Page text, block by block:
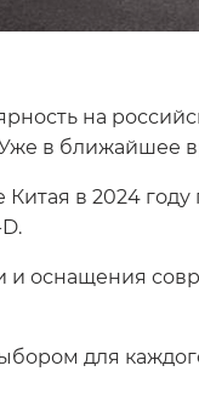
на
в ближайшее
в 2024
и оснащения
для